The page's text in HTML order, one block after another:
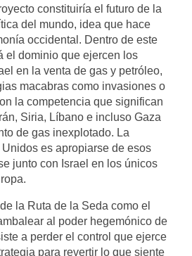
constituiría el futuro de la
del mundo, idea que hace
occidental. Dentro de este
el dominio que ejercen los
en la venta de gas y petróleo,
macabras como invasiones o
la competencia que significan
Siria, Líbano e incluso Gaza
de gas inexplotado. La
es apropiarse de esos
junto con Israel en los únicos
la Ruta de la Seda como el
al poder hegemónico de
a perder el control que ejerce
para revertir lo que siente